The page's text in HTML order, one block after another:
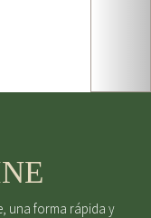
una forma rápida y